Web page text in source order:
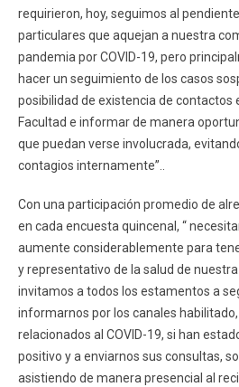
requirieron, hoy, seguimos al
particulares que aquejan a nuestra
pandemia por COVID-19, pero
hacer un seguimiento de los casos
posibilidad de existencia de contactos
Facultad e informar de manera
que puedan verse involucrada,
contagios internamente”..
Con una participación promedio de
en cada encuesta quincenal, “
aumente considerablemente para
y representativo de la salud de
invitamos a todos los estamentos a
informarnos por los canales
relacionados al COVID-19, si han
positivo y a enviarnos sus consultas,
asistiendo de manera presencial al